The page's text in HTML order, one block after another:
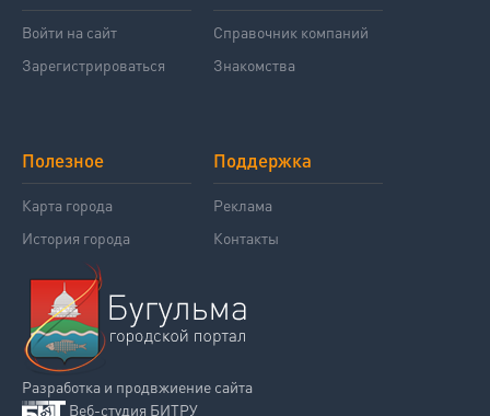
Войти на сайт
Зарегистрироваться
Справочник компаний
Знакомства
Полезное
Карта города
История города
Поддержка
Реклама
Контакты
Разработка и продвжиение сайта
Веб-студия БИТРУ